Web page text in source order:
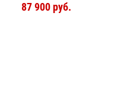
87 900 руб.